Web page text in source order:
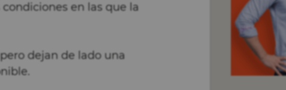
en las que la
dejan de lado una